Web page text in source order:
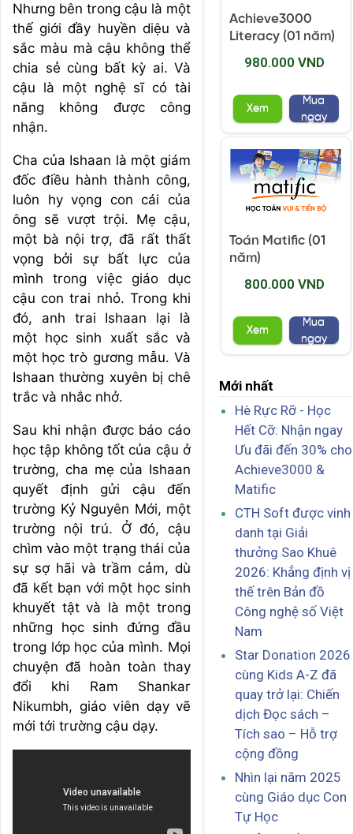
Nhưng bên trong cậu là một
thế giới đầy huyền diệu và
sắc màu mà cậu không thể
chia sẻ cùng bất kỳ ai. Và
cậu là một nghệ sĩ có tài
năng không được công
nhận.
Cha của Ishaan là một giám
đốc điều hành thành công,
luôn hy vọng con cái của
ông sẽ vượt trội. Mẹ cậu,
một bà nội trợ, đã rất thất
vọng bởi sự bất lực của
mình trong việc giáo dục
cậu con trai nhỏ. Trong khi
đó, anh trai Ishaan lại là
một học sinh xuất sắc và
một học trò gương mẫu. Và
Ishaan thường xuyên bị chê
trắc và nhắc nhở.
Sau khi nhận được báo cáo
học tập không tốt của cậu ở
trường, cha mẹ của Ishaan
quyết định gửi cậu đến
trường Kỷ Nguyên Mới, một
trường nội trú. Ở đó, cậu
chìm vào một trạng thái của
sự sợ hãi và trầm cảm, dù
đã kết bạn với một học sinh
khuyết tật và là một trong
những học sinh đứng đầu
trong lớp học của mình. Mọi
chuyện đã hoàn toàn thay
đổi khi Ram Shankar
Nikumbh, giáo viên dạy vẽ
mới tới trường cậu dạy.
Achieve3000
Literacy (01 năm)
980.000 VND
Xem
Mua
ngay
Toán Matific (01
năm)
800.000 VND
Xem
Mua
ngay
Mới nhất
Hè Rực Rỡ - Học
Hết Cỡ: Nhận ngay
Ưu đãi đến 30% cho
Achieve3000 &
Matific
CTH Soft được vinh
danh tại Giải
thưởng Sao Khuê
2026: Khẳng định vị
thế trên Bản đồ
Công nghệ số Việt
Nam
Star Donation 2026
cùng Kids A-Z đã
quay trở lại: Chiến
dịch Đọc sách –
Tích sao – Hỗ trợ
cộng đồng
Nhìn lại năm 2025
cùng Giáo dục Con
Tự Học